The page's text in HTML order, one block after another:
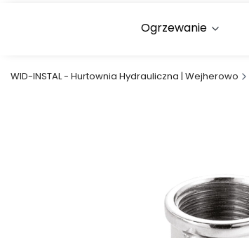
Ogrzewanie
WID-INSTAL - Hurtownia Hydrauliczna | Wejherowo